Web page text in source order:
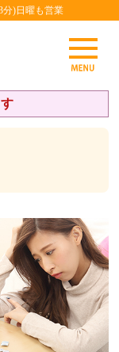
分)日曜も営業